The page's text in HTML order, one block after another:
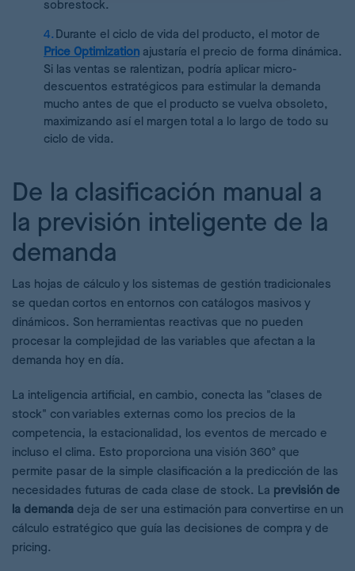
sobrestock.
Durante el ciclo de vida del producto, el motor de
Price Optimization ajustaría el precio de forma dinámica.
Si las ventas se ralentizan, podría aplicar micro-
descuentos estratégicos para estimular la demanda
mucho antes de que el producto se vuelva obsoleto,
maximizando así el margen total a lo largo de todo su
ciclo de vida.
De la clasificación manual a
la previsión inteligente de la
demanda
Las hojas de cálculo y los sistemas de gestión tradicionales
se quedan cortos en entornos con catálogos masivos y
dinámicos. Son herramientas reactivas que no pueden
procesar la complejidad de las variables que afectan a la
demanda hoy en día.
La inteligencia artificial, en cambio, conecta las "clases de
stock" con variables externas como los precios de la
competencia, la estacionalidad, los eventos de mercado e
incluso el clima. Esto proporciona una visión 360º que
permite pasar de la simple clasificación a la predicción de las
necesidades futuras de cada clase de stock. La previsión de
la demanda deja de ser una estimación para convertirse en un
cálculo estratégico que guía las decisiones de compra y de
pricing.